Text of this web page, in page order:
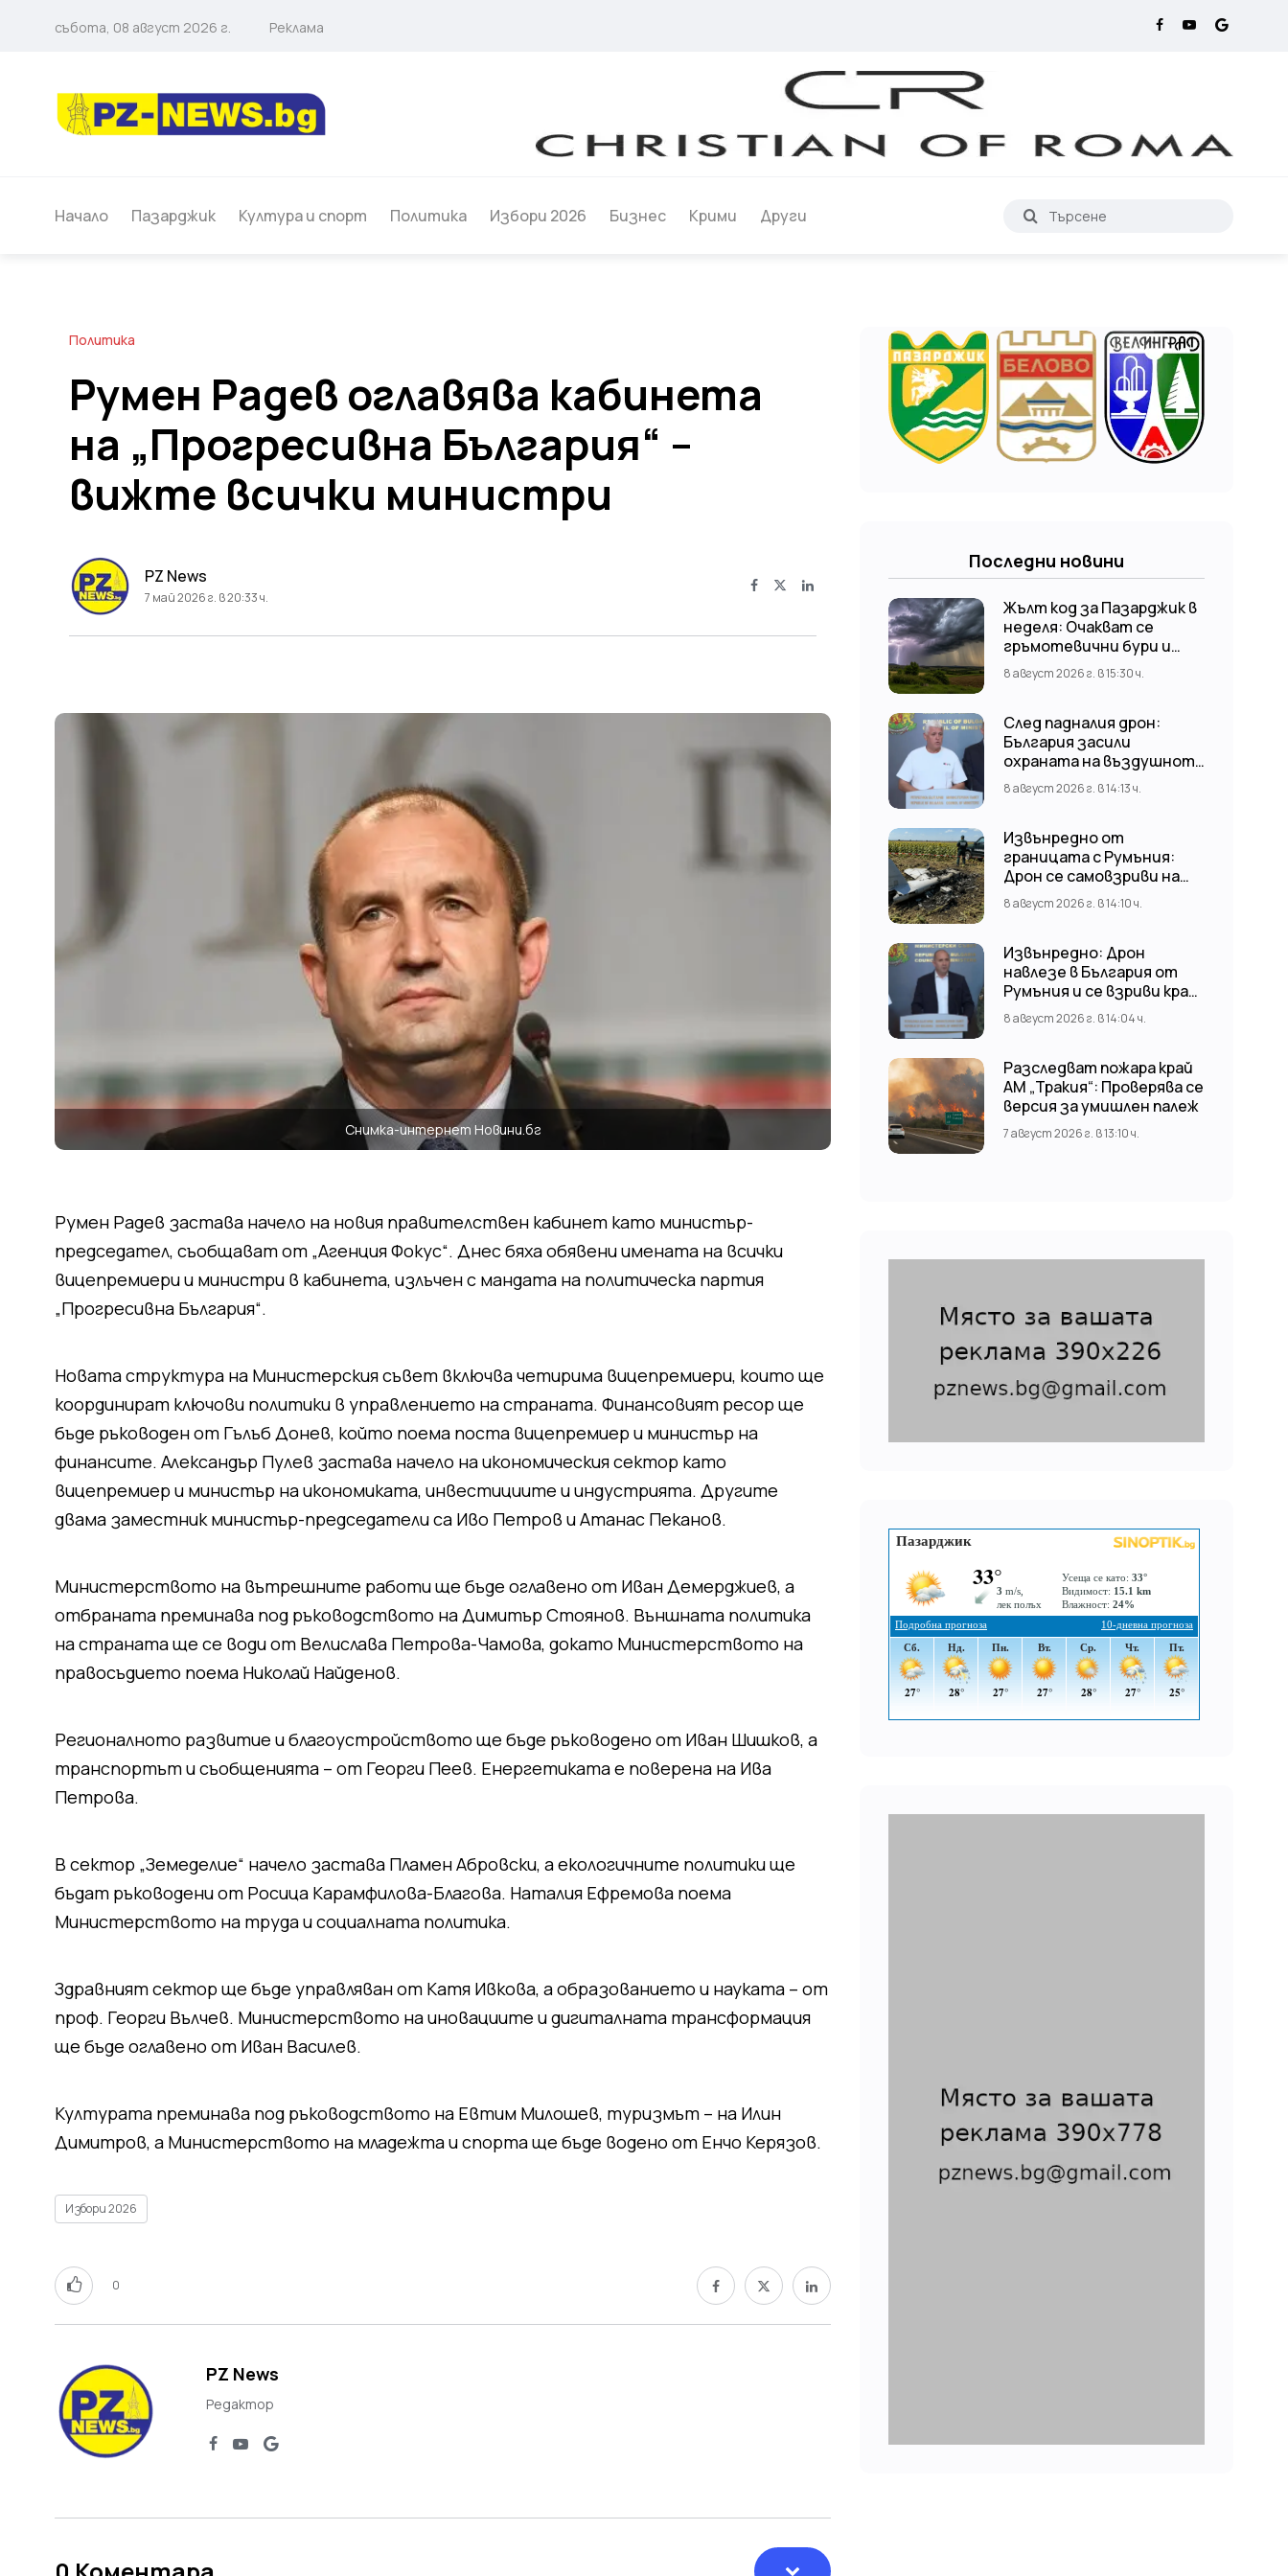
събота, 08 август 2026 г. Реклама
Начало Пазарджик Култура и спорт Политика Избори 2026 Бизнес Крими Други
Политика
Румен Радев оглавява кабинета
на „Прогресивна България“ –
вижте всички министри
PZ News
7 май 2026 г. в 20:33 ч.
Снимка-интернет Новини.бг
Румен Радев застава начело на новия правителствен кабинет като министър-
председател, съобщават от „Агенция Фокус“. Днес бяха обявени имената на всички
вицепремиери и министри в кабинета, излъчен с мандата на политическа партия
„Прогресивна България“.
Новата структура на Министерския съвет включва четирима вицепремиери, които ще
координират ключови политики в управлението на страната. Финансовият ресор ще
бъде ръководен от Гълъб Донев, който поема поста вицепремиер и министър на
финансите. Александър Пулев застава начело на икономическия сектор като
вицепремиер и министър на икономиката, инвестициите и индустрията. Другите
двама заместник министър-председатели са Иво Петров и Атанас Пеканов.
Министерството на вътрешните работи ще бъде оглавено от Иван Демерджиев, а
отбраната преминава под ръководството на Димитър Стоянов. Външната политика
на страната ще се води от Велислава Петрова-Чамова, докато Министерството на
правосъдието поема Николай Найденов.
Регионалното развитие и благоустройството ще бъде ръководено от Иван Шишков, а
транспортът и съобщенията – от Георги Пеев. Енергетиката е поверена на Ива
Петрова.
В сектор „Земеделие“ начело застава Пламен Абровски, а екологичните политики ще
бъдат ръководени от Росица Карамфилова-Благова. Наталия Ефремова поема
Министерството на труда и социалната политика.
Здравният сектор ще бъде управляван от Катя Ивкова, а образованието и науката – от
проф. Георги Вълчев. Министерството на иновациите и дигиталната трансформация
ще бъде оглавено от Иван Василев.
Културата преминава под ръководството на Евтим Милошев, туризмът – на Илин
Димитров, а Министерството на младежта и спорта ще бъде водено от Енчо Керязов.
Избори 2026
0
PZ News
Редактор
Последни новини
Жълт код за Пазарджик в
неделя: Очакват се
гръмотевични бури и
градушки
8 август 2026 г. в 15:30 ч.
След падналия дрон:
България засили
охраната на въздушното
пространство
8 август 2026 г. в 14:13 ч.
Извънредно от
границата с Румъния:
Дрон се самовзриви на
българска територия,
няма щети
8 август 2026 г. в 14:10 ч.
Извънредно: Дрон
навлезе в България от
Румъния и се взриви край
стратегически обект
8 август 2026 г. в 14:04 ч.
Разследват пожара край
АМ „Тракия“: Проверява се
версия за умишлен палеж
7 август 2026 г. в 13:10 ч.